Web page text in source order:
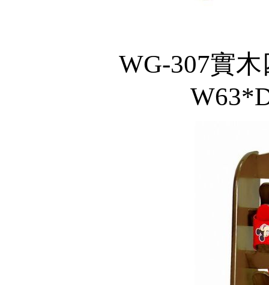
WG-307實